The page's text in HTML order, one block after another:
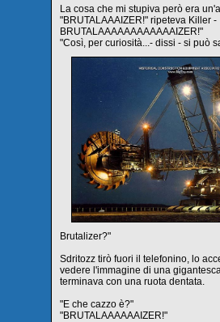
La cosa che mi stupiva però era
"BRUTALAAAIZER!" ripeteva Killer -
BRUTALAAAAAAAAAAAAIZER!"
"Così, per curiosità...- dissi - si può
Brutalizer?"
Sdritozz tirò fuori il telefonino, lo
vedere l'immagine di una
terminava con una ruota dentata.
"E che cazzo è?"
"BRUTALAAAAAAIZER!"